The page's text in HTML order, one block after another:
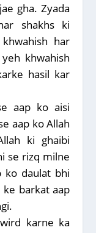
gha. Zyada
shakhs ki
har
khwahish
hasil kar
aap ko aisi
aap ko Allah
ki ghaibi
se rizq milne
ko daulat bhi
ke barkat aap
karne ka